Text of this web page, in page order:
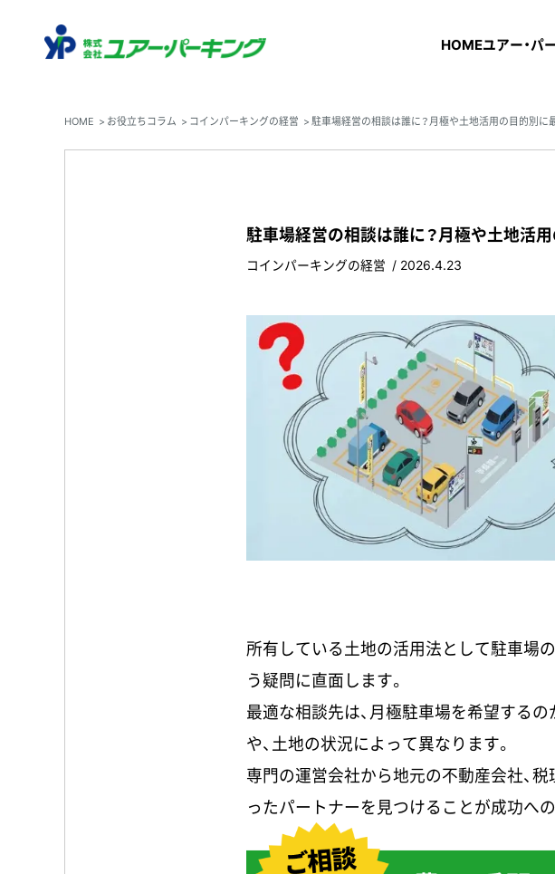
HOMEユアー・パ
HOME お役立ちコラム コインパーキングの経営 駐車場経営の相談は誰に？月極や土地活用の目的別に
コインパーキングの経営 2026.4.23
駐車場経営の相談は誰に？月極や土地活
所有している土地の活用法として駐車場
う疑問に直面します。
最適な相談先は、月極駐車場を希望する
や、土地の状況によって異なります。
専門の運営会社から地元の不動産会社、
ったパートナーを見つけることが成功へ